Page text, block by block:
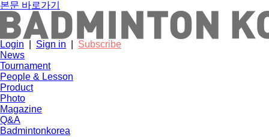
본문 바로가기
Login Sign in
Subscribe
News
Tournament
People & Lesson
Product
Photo
Magazine
Q&A
Badmintonkorea